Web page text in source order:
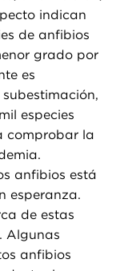
indican
de anfibios
grado por
es
especies
comprobar la
anfibios está
esperanza.
de estas
Algunas
anfibios